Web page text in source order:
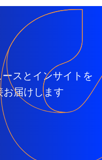
スとインサイトを
届けします